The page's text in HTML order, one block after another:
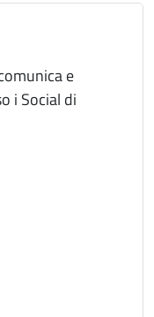
e
i Social di